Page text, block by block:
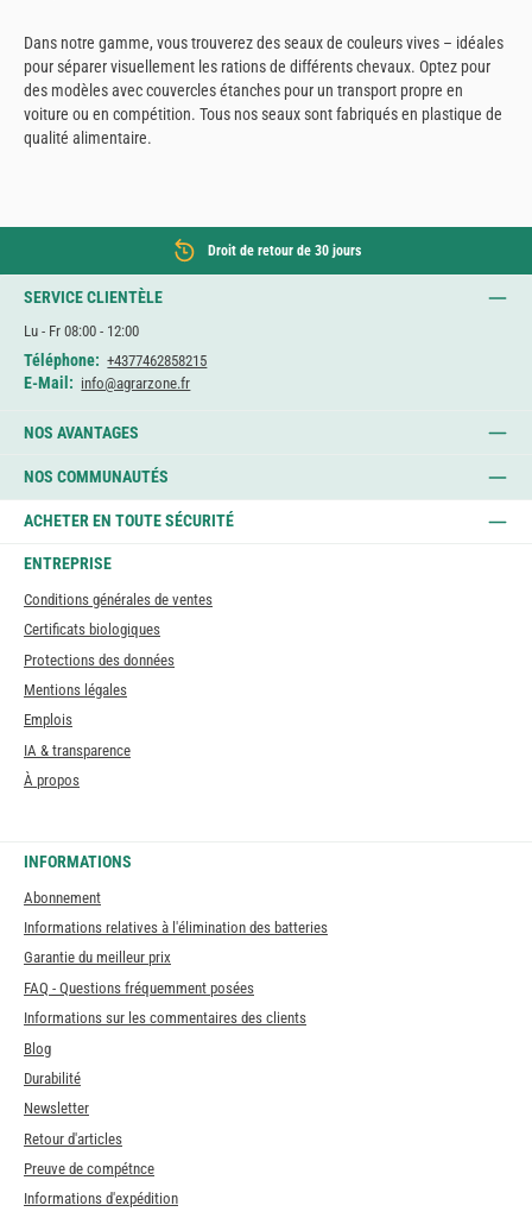
Dans notre gamme, vous trouverez des seaux de couleurs vives – idéales
pour séparer visuellement les rations de différents chevaux. Optez pour
des modèles avec couvercles étanches pour un transport propre en
voiture ou en compétition. Tous nos seaux sont fabriqués en plastique de
qualité alimentaire.
Droit de retour de 30 jours
SERVICE CLIENTÈLE
Lu - Fr 08:00 - 12:00
Téléphone: +4377462858215
E-Mail: info@agrarzone.fr
NOS AVANTAGES
NOS COMMUNAUTÉS
ACHETER EN TOUTE SÉCURITÉ
ENTREPRISE
Conditions générales de ventes
Certificats biologiques
Protections des données
Mentions légales
Emplois
IA & transparence
À propos
INFORMATIONS
Abonnement
Informations relatives à l'élimination des batteries
Garantie du meilleur prix
FAQ - Questions fréquemment posées
Informations sur les commentaires des clients
Blog
Durabilité
Newsletter
Retour d'articles
Preuve de compétnce
Informations d'expédition